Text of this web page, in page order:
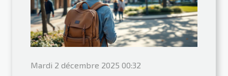
Mardi 2 décembre 2025 00:32